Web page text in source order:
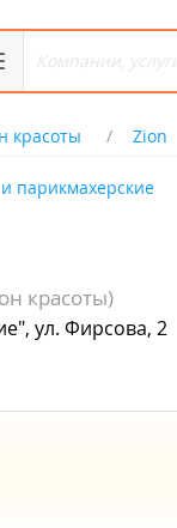
красоты Zion
парикмахерские
красоты)
ул. Фирсова, 2